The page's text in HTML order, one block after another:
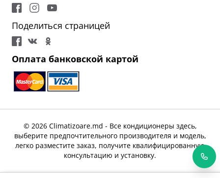
Поделиться страницей
Оплата банковской картой
© 2026 Climatizoare.md - Все кондиционеры здесь,
выберите предпочтительного производителя и модель,
легко разместите заказ, получите квалифицированную
консультацию и установку.